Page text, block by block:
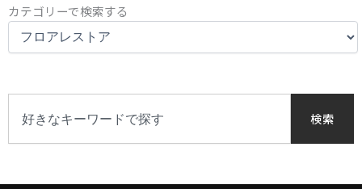
カテゴリーで検索する
カ
テ
リ
で
検索